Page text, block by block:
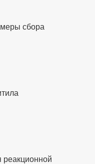
сбора
реакционной